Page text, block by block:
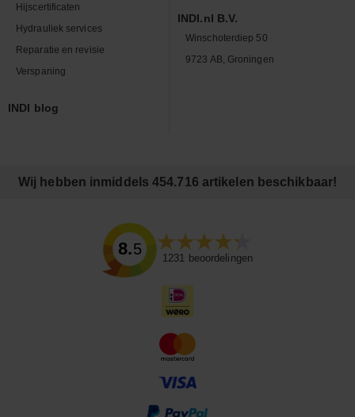
Hijscertificaten
Hydrauliek services
Reparatie en revisie
Verspaning
INDI blog
INDI.nl B.V.
Winschoterdiep 50
9723 AB, Groningen
Wij hebben inmiddels 454.716 artikelen beschikbaar!
8.5
1231 beoordelingen